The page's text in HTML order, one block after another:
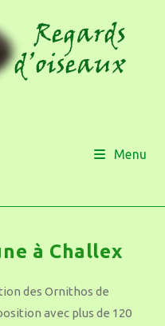
Menu
à Challex
des Ornithos de
avec plus de 120